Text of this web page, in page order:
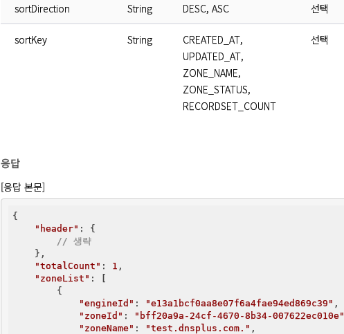
sortDirection String DESC, ASC 선택
sortKey String
CREATED_AT,
UPDATED_AT,
ZONE_NAME,
ZONE_STATUS,
RECORDSET_COUNT
선택
응답
[응답 본문]
{
"header" : {
// 생략
    },
"totalCount" : 1 ,
"zoneList" : [
        {
"engineId" : "e13a1bcf0aa8e07f6a4fae94ed869c39" ,
"zoneId" : "bff20a9a-24cf-4670-8b34-007622ec010e"
"zoneName" : "test.dnsplus.com." ,